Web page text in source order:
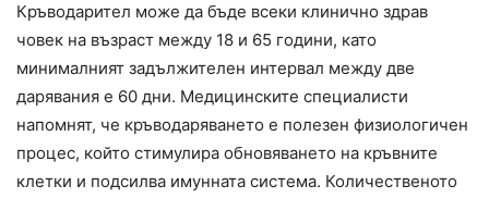
Кръводарител може да бъде всеки клинично здрав
човек на възраст между 18 и 65 години, като
минималният задължителен интервал между две
дарявания е 60 дни. Медицинските специалисти
напомнят, че кръводаряването е полезен физиологичен
процес, който стимулира обновяването на кръвните
клетки и подсилва имунната система. Количественото